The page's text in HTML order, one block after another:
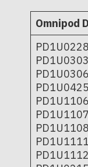
Omnipod